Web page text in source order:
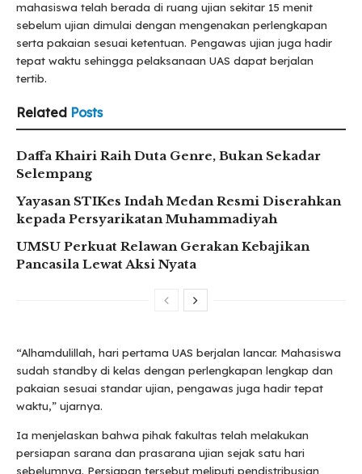
mahasiswa telah berada di ruang ujian sekitar 15 menit
sebelum ujian dimulai dengan mengenakan perlengkapan
serta pakaian sesuai ketentuan. Pengawas ujian juga hadir
tepat waktu sehingga pelaksanaan UAS dapat berjalan
tertib.
Related Posts
Daffa Khairi Raih Duta Genre, Bukan Sekadar
Selempang
Yayasan STIKes Indah Medan Resmi Diserahkan
kepada Persyarikatan Muhammadiyah
UMSU Perkuat Relawan Gerakan Kebajikan
Pancasila Lewat Aksi Nyata
“Alhamdulillah, hari pertama UAS berjalan lancar. Mahasiswa
sudah standby di kelas dengan perlengkapan lengkap dan
pakaian sesuai standar ujian, pengawas juga hadir tepat
waktu,” ujarnya.
Ia menjelaskan bahwa pihak fakultas telah melakukan
persiapan sarana dan prasarana ujian sejak satu hari
sebelumnya. Persiapan tersebut meliputi pendistribusian